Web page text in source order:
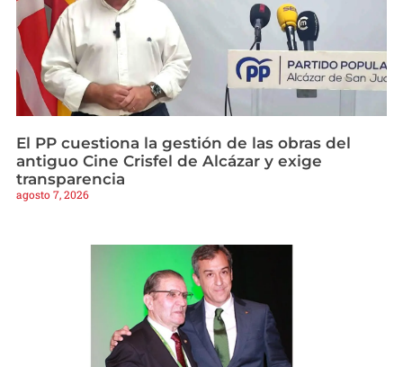
El PP cuestiona la gestión de las obras del
antiguo Cine Crisfel de Alcázar y exige
transparencia
agosto 7, 2026